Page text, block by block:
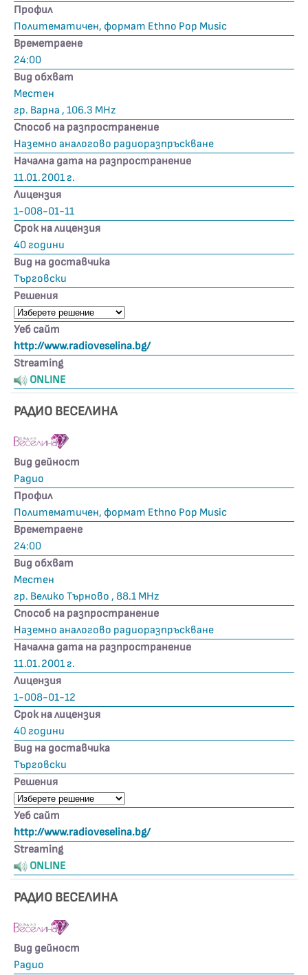
Профил
Политематичен, формат Ethno Pop Music
Времетраене
24:00
Вид обхват
Местен
гр. Варна , 106.3 MHz
Способ на разпространение
Наземно аналогово радиоразпръскване
Начална дата на разпространение
11.01.2001 г.
Лицензия
1-008-01-11
Срок на лицензия
40 години
Вид на доставчика
Търговски
Решения
Уеб сайт
http://www.radioveselina.bg/
Streaming
ONLINE
РАДИО ВЕСЕЛИНА
Вид дейност
Радио
Профил
Политематичен, формат Ethno Pop Music
Времетраене
24:00
Вид обхват
Местен
гр. Велико Търново , 88.1 MHz
Способ на разпространение
Наземно аналогово радиоразпръскване
Начална дата на разпространение
11.01.2001 г.
Лицензия
1-008-01-12
Срок на лицензия
40 години
Вид на доставчика
Търговски
Решения
Уеб сайт
http://www.radioveselina.bg/
Streaming
ONLINE
РАДИО ВЕСЕЛИНА
Вид дейност
Радио